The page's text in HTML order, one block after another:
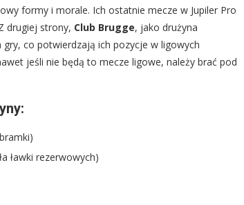
formy i morale. Ich ostatnie mecze w Jupiler Pro
drugiej strony, Club Brugge, jako drużyna
co potwierdzają ich pozycje w ligowych
jeśli nie będą to mecze ligowe, należy brać pod
ławki rezerwowych)